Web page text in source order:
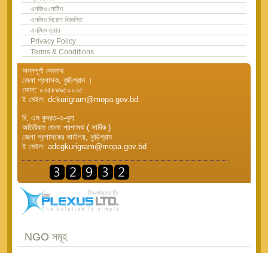
এনজিও নোটিশ
এনজিও নিয়োগ বিজ্ঞপ্তি
এনজিও ত্রান
Privacy Policy
Terms & Conditions
অন্নপূর্ণা দেবনাথ
জেলা প্রশাসক, কুড়িগ্রাম ।
ফোন: ০২৫৮৯৯৫০০২৫
ই মেইল: dckurigram@mopa.gov.bd
বি. এম কুদরত-এ-খুদা
অতিরিক্ত জেলা প্রশাসক ( সার্বিক )
জেলা প্রশাসকের কার্যালয়, কুড়িগ্রাম
ই মেইল: adcgkurigram@mopa.gov.bd
NGO সমূহ